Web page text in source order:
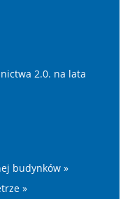
2.0. na lata
budynków »
»